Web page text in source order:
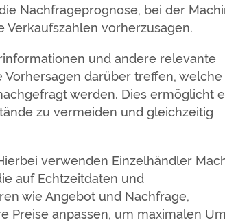
Nachfrageprognose, bei der
vorherzusagen.
und andere relevante
darüber treffen, welche
werden. Dies ermöglicht
zu vermeiden und gleichzeitig
verwenden Einzelhändler
auf Echtzeitdaten und
wie Angebot und Nachfrage,
Preise anpassen, um maximalen